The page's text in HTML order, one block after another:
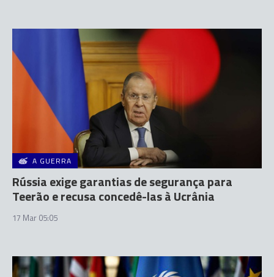
A GUERRA
Rússia exige garantias de segurança para
Teerão e recusa concedê-las à Ucrânia
17 Mar 05:05